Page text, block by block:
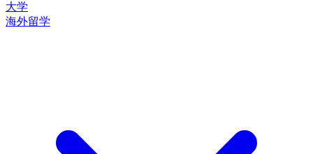
大学
海外留学